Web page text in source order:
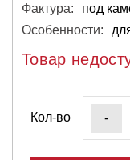
Фактура:
под
Особенности:
Товар
Кол-во -